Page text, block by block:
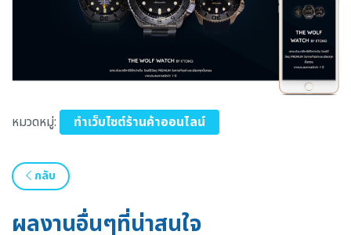
หมวดหมู่: ทำเว็บไซต์ร้านค้าออนไลน์
กลับ
ผลงานอื่นๆที่น่าสนใจ